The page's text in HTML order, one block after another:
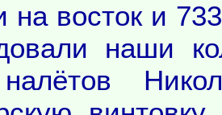
на восток и
наши